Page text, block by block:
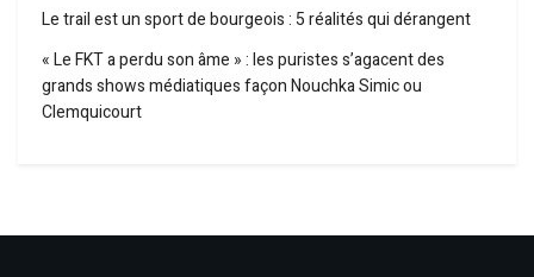
Le trail est un sport de bourgeois : 5 réalités qui dérangent
« Le FKT a perdu son âme » : les puristes s’agacent des
grands shows médiatiques façon Nouchka Simic ou
Clemquicourt